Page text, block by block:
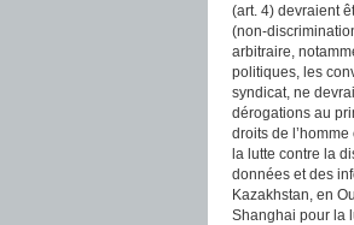
(art. 4) devraient
(non-
arbitraire,
politiques, les
syndicat, ne
dérogations au
droits de
la lutte contre la
données et des
Kazakhstan, en
Shanghai pour la